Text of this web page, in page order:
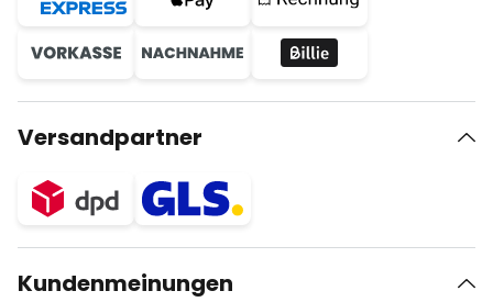
Versandpartner
Kundenmeinungen